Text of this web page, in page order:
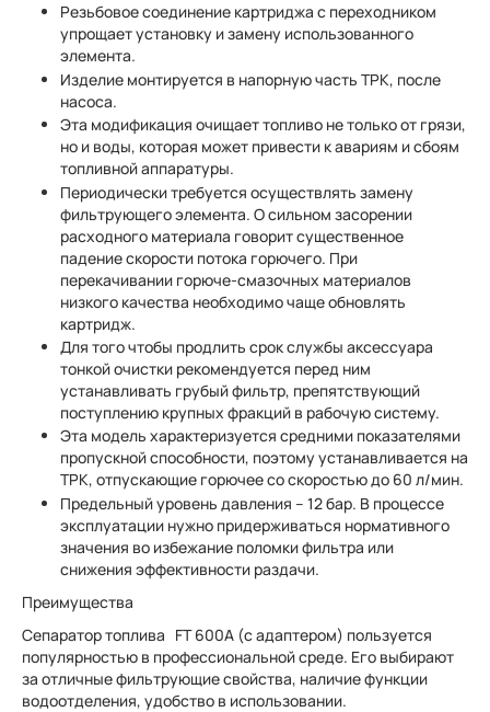
Резьбовое соединение картриджа с переходником
упрощает установку и замену использованного
элемента.
Изделие монтируется в напорную часть ТРК, после
насоса.
Эта модификация очищает топливо не только от грязи,
но и воды, которая может привести к авариям и сбоям
топливной аппаратуры.
Периодически требуется осуществлять замену
фильтрующего элемента. О сильном засорении
расходного материала говорит существенное
падение скорости потока горючего. При
перекачивании горюче-смазочных материалов
низкого качества необходимо чаще обновлять
картридж.
Для того чтобы продлить срок службы аксессуара
тонкой очистки рекомендуется перед ним
устанавливать грубый фильтр, препятствующий
поступлению крупных фракций в рабочую систему.
Эта модель характеризуется средними показателями
пропускной способности, поэтому устанавливается на
ТРК, отпускающие горючее со скоростью до 60 л/мин.
Предельный уровень давления – 12 бар. В процессе
эксплуатации нужно придерживаться нормативного
значения во избежание поломки фильтра или
снижения эффективности раздачи.
Преимущества
Сепаратор топлива FT 600A (с адаптером) пользуется
популярностью в профессиональной среде. Его выбирают
за отличные фильтрующие свойства, наличие функции
водоотделения, удобство в использовании.